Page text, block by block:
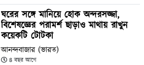
ঘরের সঙ্গে মানিয়ে হোক অন্দরসজ্জা,
বিশেষজ্ঞের পরামর্শ ছাড়াও মাথায় রাখুন
কয়েকটি টোটকা
আনন্দবাজার (ভারত)
৪ বছর আগে